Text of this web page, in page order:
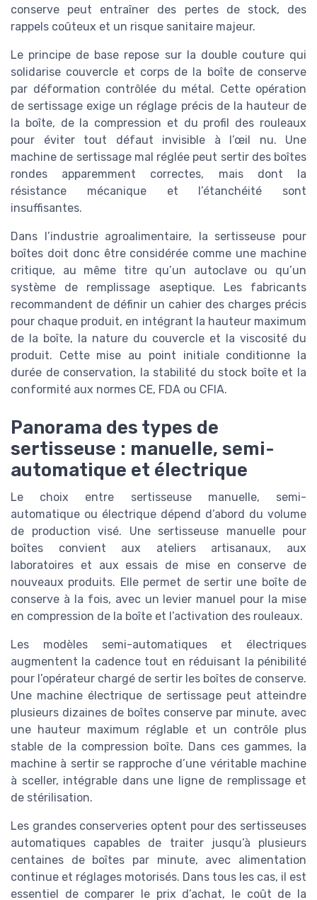
conserve peut entraîner des pertes de stock, des
rappels coûteux et un risque sanitaire majeur.
Le principe de base repose sur la double couture qui
solidarise couvercle et corps de la boîte de conserve
par déformation contrôlée du métal. Cette opération
de sertissage exige un réglage précis de la hauteur de
la boîte, de la compression et du profil des rouleaux
pour éviter tout défaut invisible à l’œil nu. Une
machine de sertissage mal réglée peut sertir des boîtes
rondes apparemment correctes, mais dont la
résistance mécanique et l’étanchéité sont
insuffisantes.
Dans l’industrie agroalimentaire, la sertisseuse pour
boîtes doit donc être considérée comme une machine
critique, au même titre qu’un autoclave ou qu’un
système de remplissage aseptique. Les fabricants
recommandent de définir un cahier des charges précis
pour chaque produit, en intégrant la hauteur maximum
de la boîte, la nature du couvercle et la viscosité du
produit. Cette mise au point initiale conditionne la
durée de conservation, la stabilité du stock boîte et la
conformité aux normes CE, FDA ou CFIA.
Panorama des types de
sertisseuse : manuelle, semi-
automatique et électrique
Le choix entre sertisseuse manuelle, semi-
automatique ou électrique dépend d’abord du volume
de production visé. Une sertisseuse manuelle pour
boîtes convient aux ateliers artisanaux, aux
laboratoires et aux essais de mise en conserve de
nouveaux produits. Elle permet de sertir une boîte de
conserve à la fois, avec un levier manuel pour la mise
en compression de la boîte et l’activation des rouleaux.
Les modèles semi-automatiques et électriques
augmentent la cadence tout en réduisant la pénibilité
pour l’opérateur chargé de sertir les boîtes de conserve.
Une machine électrique de sertissage peut atteindre
plusieurs dizaines de boîtes conserve par minute, avec
une hauteur maximum réglable et un contrôle plus
stable de la compression boîte. Dans ces gammes, la
machine à sertir se rapproche d’une véritable machine
à sceller, intégrable dans une ligne de remplissage et
de stérilisation.
Les grandes conserveries optent pour des sertisseuses
automatiques capables de traiter jusqu’à plusieurs
centaines de boîtes par minute, avec alimentation
continue et réglages motorisés. Dans tous les cas, il est
essentiel de comparer le prix d’achat, le coût de la